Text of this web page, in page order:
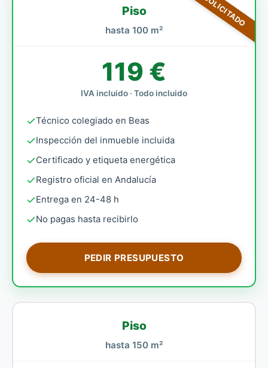
Piso
hasta 100 m²
119 €
IVA incluido · Todo incluido
Técnico colegiado en Beas
Inspección del inmueble incluida
Certificado y etiqueta energética
Registro oficial en Andalucía
Entrega en 24-48 h
No pagas hasta recibirlo
PEDIR PRESUPUESTO
Piso
hasta 150 m²